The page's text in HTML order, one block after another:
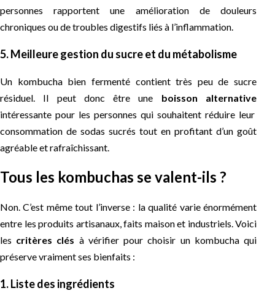
personnes rapportent une amélioration de douleurs
chroniques ou de troubles digestifs liés à l’inflammation.
5. Meilleure gestion du sucre et du métabolisme
Un kombucha bien fermenté contient très peu de sucre
résiduel. Il peut donc être une boisson alternative
intéressante pour les personnes qui souhaitent réduire leur
consommation de sodas sucrés tout en profitant d’un goût
agréable et rafraîchissant.
Tous les kombuchas se valent-ils ?
Non. C’est même tout l’inverse : la qualité varie énormément
entre les produits artisanaux, faits maison et industriels. Voici
les critères clés à vérifier pour choisir un kombucha qui
préserve vraiment ses bienfaits :
1. Liste des ingrédients